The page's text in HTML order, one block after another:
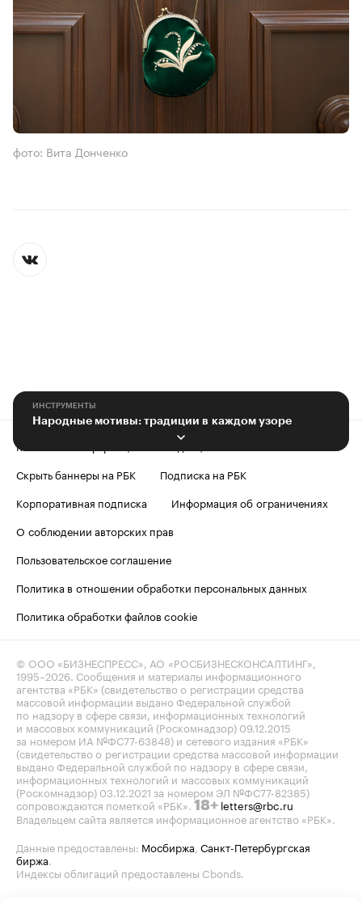
фото: Вита Донченко
ИНСТРУМЕНТЫ
Народные мотивы: традиции в каждом узоре
Контактная информация
Скрыть баннеры на РБК
Подписка на РБК
Корпоративная подписка
Информация об ограничениях
О соблюдении авторских прав
Пользовательское соглашение
Политика в отношении обработки персональных данных
Политика обработки файлов cookie
© ООО «БИЗНЕСПРЕСС», АО «РОСБИЗНЕСКОНСАЛТИНГ»,
1995–2026. Сообщения и материалы информационного
агентства «РБК» (свидетельство о регистрации средства
массовой информации выдано Федеральной службой
по надзору в сфере связи, информационных технологий
и массовых коммуникаций (Роскомнадзор) 09.12.2015
за номером ИА №ФС77-63848) и сетевого издания «РБК»
(свидетельство о регистрации средства массовой информации
выдано Федеральной службой по надзору в сфере связи,
информационных технологий и массовых коммуникаций
(Роскомнадзор) 03.12.2021 за номером ЭЛ №ФС77-82385)
сопровождаются пометкой «РБК». 18+ letters@rbc.ru
Владельцем сайта является информационное агентство «РБК».
Данные предоставлены: Мосбиржа, Санкт-Петербургская
биржа.
Индексы облигаций предоставлены Cbonds.